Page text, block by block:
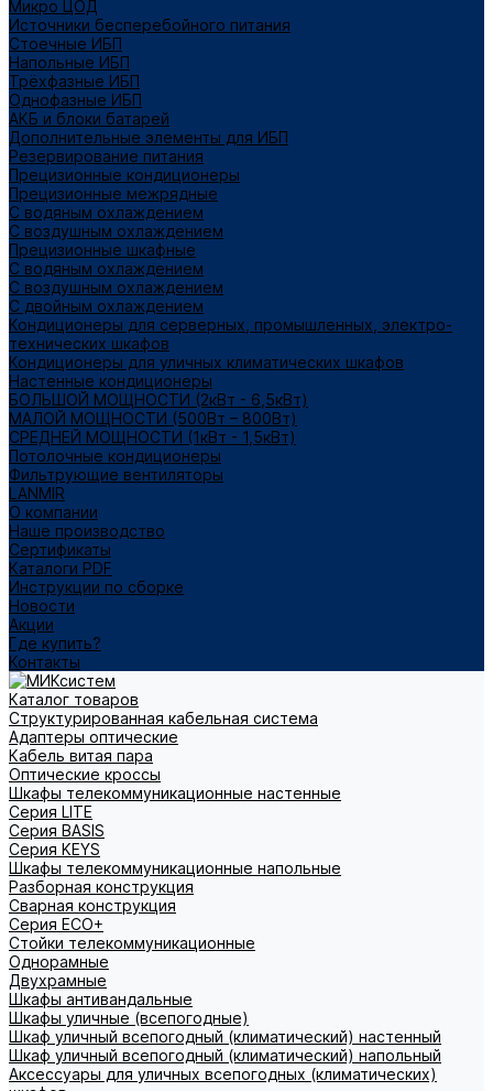
Микро ЦОД
Источники бесперебойного питания
Стоечные ИБП
Напольные ИБП
Трёхфазные ИБП
Однофазные ИБП
АКБ и блоки батарей
Дополнительные элементы для ИБП
Резервирование питания
Прецизионные кондиционеры
Прецизионные межрядные
С водяным охлаждением
С воздушным охлаждением
Прецизионные шкафные
С водяным охлаждением
С воздушным охлаждением
С двойным охлаждением
Кондиционеры для серверных, промышленных, электро-
технических шкафов
Кондиционеры для уличных климатических шкафов
Настенные кондиционеры
БОЛЬШОЙ МОЩНОСТИ (2кВт - 6,5кВт)
МАЛОЙ МОЩНОСТИ (500Вт – 800Вт)
СРЕДНЕЙ МОЩНОСТИ (1кВт - 1,5кВт)
Потолочные кондиционеры
Фильтрующие вентиляторы
LANMIR
О компании
Наше производство
Сертификаты
Каталоги PDF
Инструкции по сборке
Новости
Акции
Где купить?
Контакты
Каталог товаров
Структурированная кабельная система
Адаптеры оптические
Кабель витая пара
Оптические кроссы
Шкафы телекоммуникационные настенные
Cерия LITE
Cерия BASIS
Cерия KEYS
Шкафы телекоммуникационные напольные
Разборная конструкция
Сварная конструкция
Серия ECO+
Стойки телекоммуникационные
Однорамные
Двухрамные
Шкафы антивандальные
Шкафы уличные (всепогодные)
Шкаф уличный всепогодный (климатический) настенный
Шкаф уличный всепогодный (климатический) напольный
Аксессуары для уличных всепогодных (климатических)